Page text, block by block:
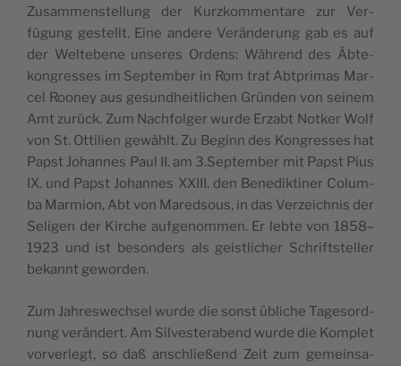
Zusam­men­stel­lung der Kurz­kom­men­t­are zur Ver­
fügung ges­tellt. Eine ande­re Verän­de­rung gab es auf
der Wel­t­ebe­ne unse­res Ordens: Während des Äbte­
kon­gres­ses im Sep­tem­ber in Rom trat Abt­pri­mas Mar­
cel Roo­ney aus gesund­he­i­tlic­hen Grün­den von sei­nem
Amt zurück. Zum Nac­hfol­ger wur­de Erzabt Not­ker Wolf
von St. Otti­li­en gewählt. Zu Beginn des Kon­gres­ses hat
Papst Johan­nes Paul II. am 3.September mit Papst Pius
IX. und Papst Johan­nes XXIII. den Bene­dik­ti­ner Colum­
ba Mar­mi­on, Abt von Mared­so­us, in das Ver­ze­ic­hnis der
Seli­gen der Kirc­he auf­ge­nom­men. Er leb­te von 1858–
1923 und ist beson­ders als gei­s­tlic­her Schri­ft­s­tel­ler
bekannt geworden.
Zum Jahre­swec­hsel wur­de die sonst üblic­he Tage­sord­
nung verän­dert. Am Sil­ve­s­te­ra­bend wur­de die Kom­plet
vor­ver­legt, so daß ansc­hli­e­ßend Zeit zum geme­in­sa­